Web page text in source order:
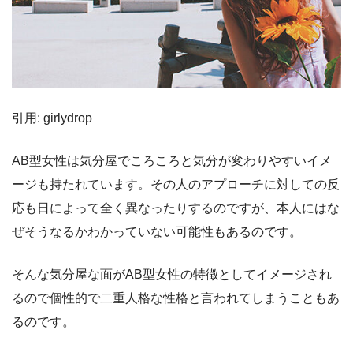
引用: girlydrop
AB型女性は気分屋でころころと気分が変わりやすいイメ
ージも持たれています。その人のアプローチに対しての反
応も日によって全く異なったりするのですが、本人にはな
ぜそうなるかわかっていない可能性もあるのです。
そんな気分屋な面がAB型女性の特徴としてイメージされ
るので個性的で二重人格な性格と言われてしまうこともあ
るのです。